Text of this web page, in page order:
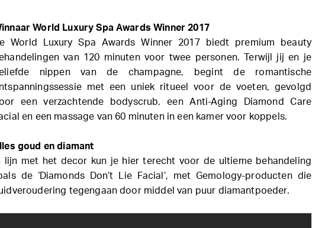
World Luxury Spa Awards Winner 2017
World Luxury Spa Awards Winner 2017 biedt premium beauty
van 120 minuten voor twee personen. Terwijl jij en je
nippen van de champagne, begint de romantische
met een uniek ritueel voor de voeten, gevolgd
een verzachtende bodyscrub, een Anti-Aging Diamond Care
en een massage van 60 minuten in een kamer voor koppels.
goud en diamant
lijn met het decor kun je hier terecht voor de ultieme behandeling
de ‘Diamonds Don’t Lie Facial’, met Gemology-producten die
tegengaan door middel van puur diamantpoeder.